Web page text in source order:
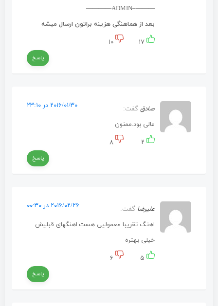
———–ADMIN————
بعد از هماهنگی هزینه براتون ارسال میشه
۱۷ ۱۰
پاسخ
صادق گفت: ۲۰۱۶/۰۱/۳۰ در ۲۳:۱۰
عالی بود.ممنون
۲ ۸
پاسخ
علیرضا گفت: ۲۰۱۶/۰۲/۲۶ در ۰۰:۳۰
اهنگ تقریبا معمولیی هست.اهنگهای قبلیش
خیلی بهتره
۵ ۶
پاسخ